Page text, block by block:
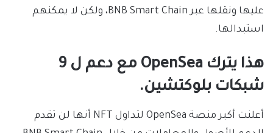
عليها ونقلها عبر BNB Smart Chain، ولكن لا يمكنهم
استبدالها.
هذا يترك OpenSea مع دعم ل 9
شبكات بلوكتشين.
أعلنت أكبر منصة OpenSea لتداول NFT أنها لن تقدم